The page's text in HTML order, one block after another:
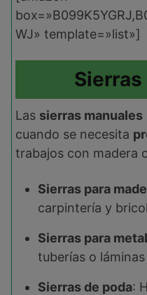
WJ» template=»list»]
Las sierras manuales
cuando se necesita
trabajos con madera
Sierras para
carpintería y
Sierras para metal
tuberías o
Sierras de poda: